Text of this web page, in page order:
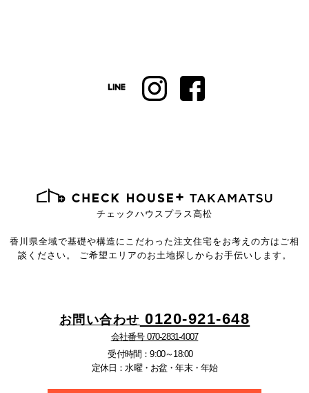
チェックハウスプラス高松
香川県全域で基礎や構造にこだわった注文住宅を お考えの方はご相
談ください。
ご希望エリアのお土地探しからお手伝いします。
お問い合わせ 0120-921-648
会社番号 070-2831-4007
受付時間：9:00～18:00
定休日：水曜・お盆・年末・年始